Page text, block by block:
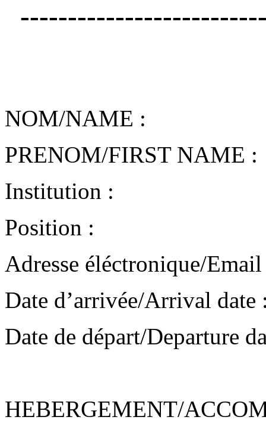
NOM/NAME :
PRENOM/FIRST NAME :
Institution :
Position :
Adresse éléctronique/Email
Date d’arrivée/Arrival date
Date de départ/Departure
HEBERGEMENT/